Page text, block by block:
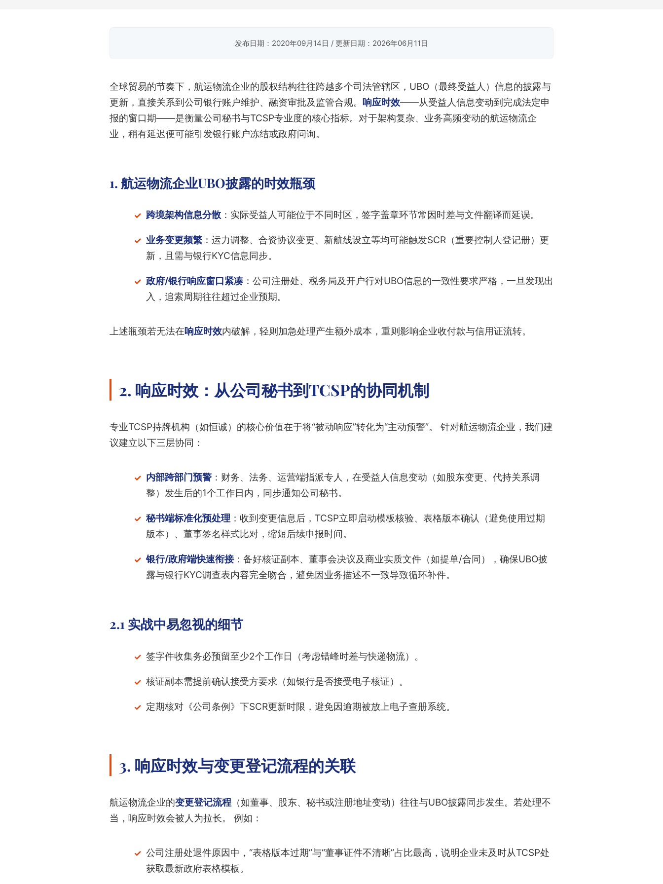
发布日期：2020年09月14日 / 更新日期：2026年06月11日
全球贸易的节奏下，航运物流企业的股权结构往往跨越多个司法管辖区，UBO（最终受益人）信息的披露与
更新，直接关系到公司银行账户维护、融资审批及监管合规。 响应时效——从受益人信息变动到完成法定申
报的窗口期——是衡量公司秘书与TCSP专业度的核心指标。对于架构复杂、业务高频变动的航运物流企
业，稍有延迟便可能引发银行账户冻结或政府问询。
1. 航运物流企业UBO披露的时效瓶颈
跨境架构信息分散：实际受益人可能位于不同时区，签字盖章环节常因时差与文件翻译而延误。
业务变更频繁：运力调整、合资协议变更、新航线设立等均可能触发SCR（重要控制人登记册）更
新，且需与银行KYC信息同步。
政府/银行响应窗口紧凑：公司注册处、税务局及开户行对UBO信息的一致性要求严格，一旦发现出
入，追索周期往往超过企业预期。
上述瓶颈若无法在响应时效内破解，轻则加急处理产生额外成本，重则影响企业收付款与信用证流转。
2. 响应时效：从公司秘书到TCSP的协同机制
专业TCSP持牌机构（如恒诚）的核心价值在于将“被动响应”转化为“主动预警”。 针对航运物流企业，我们建
议建立以下三层协同：
内部跨部门预警：财务、法务、运营端指派专人，在受益人信息变动（如股东变更、代持关系调
整）发生后的1个工作日内，同步通知公司秘书。
秘书端标准化预处理 ：收到变更信息后，TCSP立即启动模板核验、表格版本确认（避免使用过期
版本）、董事签名样式比对，缩短后续申报时间。
银行/政府端快速衔接：备好核证副本、董事会决议及商业实质文件（如提单/合同），确保UBO披
露与银行KYC调查表内容完全吻合，避免因业务描述不一致导致循环补件。
2.1 实战中易忽视的细节
签字件收集务必预留至少2个工作日（考虑错峰时差与快递物流）。
核证副本需提前确认接受方要求（如银行是否接受电子核证）。
定期核对《公司条例》下SCR更新时限，避免因逾期被放上电子查册系统。
3. 响应时效与变更登记流程的关联
航运物流企业的变更登记流程 （如董事、股东、秘书或注册地址变动）往往与UBO披露同步发生。若处理不
当，响应时效会被人为拉长。 例如：
公司注册处退件原因中，“表格版本过期”与“董事证件不清晰”占比最高，说明企业未及时从TCSP处
获取最新政府表格模板。